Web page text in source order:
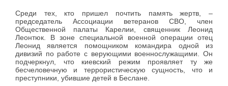
Среди тех, кто пришел почтить память жертв, –
председатель Ассоциации ветеранов СВО, член
Общественной палаты Карелии, священник Леонид
Леонтюк. В зоне специальной военной операции отец
Леонид является помощником командира одной из
дивизий по работе с верующими военнослужащими. Он
подчеркнул, что киевский режим проявляет ту же
бесчеловечную и террористическую сущность, что и
преступники, убившие детей в Беслане.